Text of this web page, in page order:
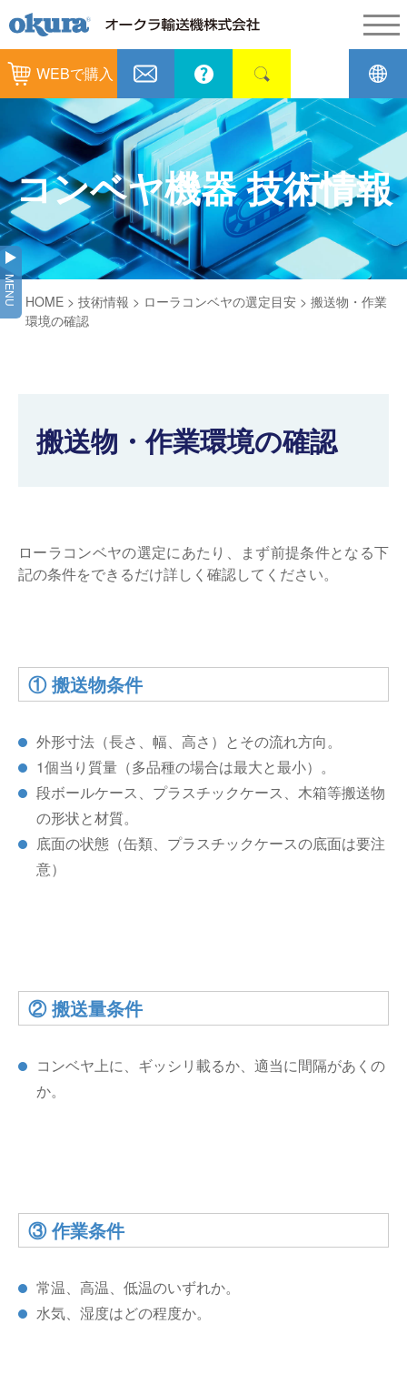
WEBで購入
製品情報
製品情報
コンベヤ機器
コンベヤ機器を探す
用途から探す
コンベヤ機器の技術情報
仕分けシステム
パレタイズ・デパレタイズシステム
バーチカル装置（垂直搬送機）
納入事例
納入事例
全業種
製造
物流
食品
メンテナンス
カタログ／CAD
会社情報
会社情報
会社概要
事業紹介
オークラの取組み
採用情報
新着情報
物流用語集
コンベヤ機器 技術情報
MENU HOME > 技術情報 > ローラコンベヤの選定目安 > 搬送物・作業
環境の確認
搬送物・作業環境の確認
ローラコンベヤの選定にあたり、まず前提条件となる下
記の条件をできるだけ詳しく確認してください。
① 搬送物条件
外形寸法（長さ、幅、高さ）とその流れ方向。
1個当り質量（多品種の場合は最大と最小）。
段ボールケース、プラスチックケース、木箱等搬送物
の形状と材質。
底面の状態（缶類、プラスチックケースの底面は要注
意）
② 搬送量条件
コンベヤ上に、ギッシリ載るか、適当に間隔があくの
か。
③ 作業条件
常温、高温、低温のいずれか。
水気、湿度はどの程度か。